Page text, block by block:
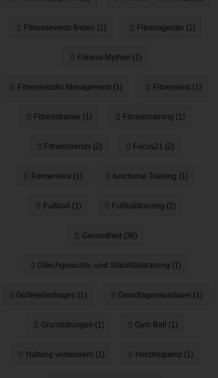
Fitnessevents finden (1) Fitnessgeräte (1)
Fitness-Mythen (1)
Fitnessstudio Management (1) Fitnesstest (1)
Fitnesstrainer (1) Fitnesstraining (1)
Fitnesstrends (2) Focus21 (2)
Formentera (1) functional Training (1)
Fußball (1) Fußballtraining (2)
Gesundheit (36)
Gleichgewichts- und Stabilitätstraining (1)
Golferellenbogen (1) Grundlagenausdauer (1)
Grundübungen (1) Gym Ball (1)
Haltung verbessern (1) Herzfrequenz (1)